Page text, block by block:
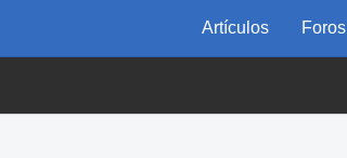
Artículos Foros